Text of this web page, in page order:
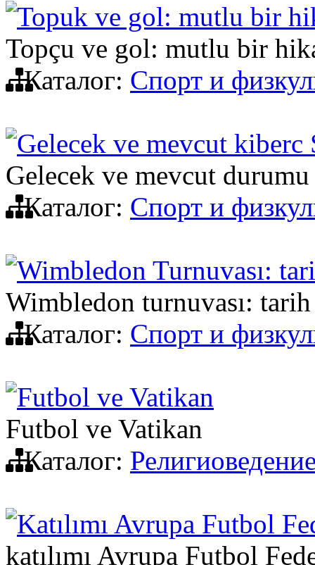
Topuk ve gol: mutlu bir
Topçu ve gol: mutlu bir
Каталог: Спорт и
Gelecek ve mevcut kiberc
Gelecek ve mevcut
Каталог: Спорт и
Wimbledon Turnuvası:
Wimbledon turnuvası:
Каталог: Спорт и
Futbol ve Vatikan
Futbol ve Vatikan
Каталог:
Katılımı Avrupa Futbol
katılımı Avrupa Futbol